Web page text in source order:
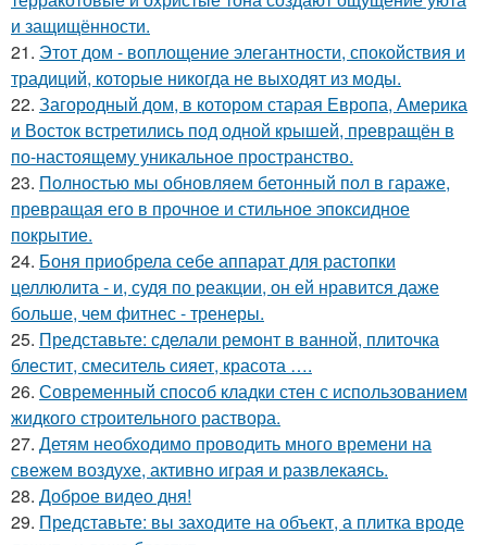
и защищённости.
21. Этот дом - воплощение элегантности, спокойствия и
традиций, которые никогда не выходят из моды.
22. Загородный дом, в котором старая Европа, Америка
и Восток встретились под одной крышей, превращён в
по-настоящему уникальное пространство.
23. Полностью мы обновляем бетонный пол в гараже,
превращая его в прочное и стильное эпоксидное
покрытие.
24. Боня приобрела себе аппарат для растопки
целлюлита - и, судя по реакции, он ей нравится даже
больше, чем фитнес - тренеры.
25. Представьте: сделали ремонт в ванной, плиточка
блестит, смеситель сияет, красота ….
26. Современный способ кладки стен с использованием
жидкого строительного раствора.
27. Детям необходимо проводить много времени на
свежем воздухе, активно играя и развлекаясь.
28. Доброе видео дня!
29. Представьте: вы заходите на объект, а плитка вроде